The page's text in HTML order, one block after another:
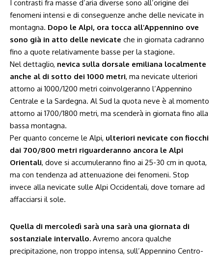
I contrasti fra masse d’aria diverse sono all’origine dei
fenomeni intensi e di conseguenze anche delle nevicate in
montagna. Dopo le Alpi, ora tocca all’Appennino ove
sono già in atto delle nevicate che in giornata cadranno
fino a quote relativamente basse per la stagione.
Nel dettaglio, nevica sulla dorsale emiliana localmente
anche al di sotto dei 1000 metri, ma nevicate ulteriori
attorno ai 1000/1200 metri coinvolgeranno l’Appennino
Centrale e la Sardegna. Al Sud la quota neve è al momento
attorno ai 1700/1800 metri, ma scenderà in giornata fino alla
bassa montagna.
Per quanto concerne le Alpi, ulteriori nevicate con fiocchi
dai 700/800 metri riguarderanno ancora le Alpi
Orientali, dove si accumuleranno fino ai 25-30 cm in quota,
ma con tendenza ad attenuazione dei fenomeni. Stop
invece alla nevicate sulle Alpi Occidentali, dove tornare ad
affacciarsi il sole.
Quella di mercoledì sarà una sarà una giornata di
sostanziale intervallo. Avremo ancora qualche
precipitazione, non troppo intensa, sull’Appennino Centro-